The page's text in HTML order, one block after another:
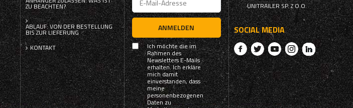
ZU BEACHTEN?
ABLAUF: VON DER BESTELLUNG
BIS ZUR LIEFERUNG
KONTAKT
ANMELDEN
Ich möchte die im
Rahmen des
Newsletters E-Mails
erhalten. Ich erkläre
mich damit
einverstanden, dass
meine
personenbezogenen
Daten zu
UNITRAILER SP. Z O.O.
SOCIAL MEDIA